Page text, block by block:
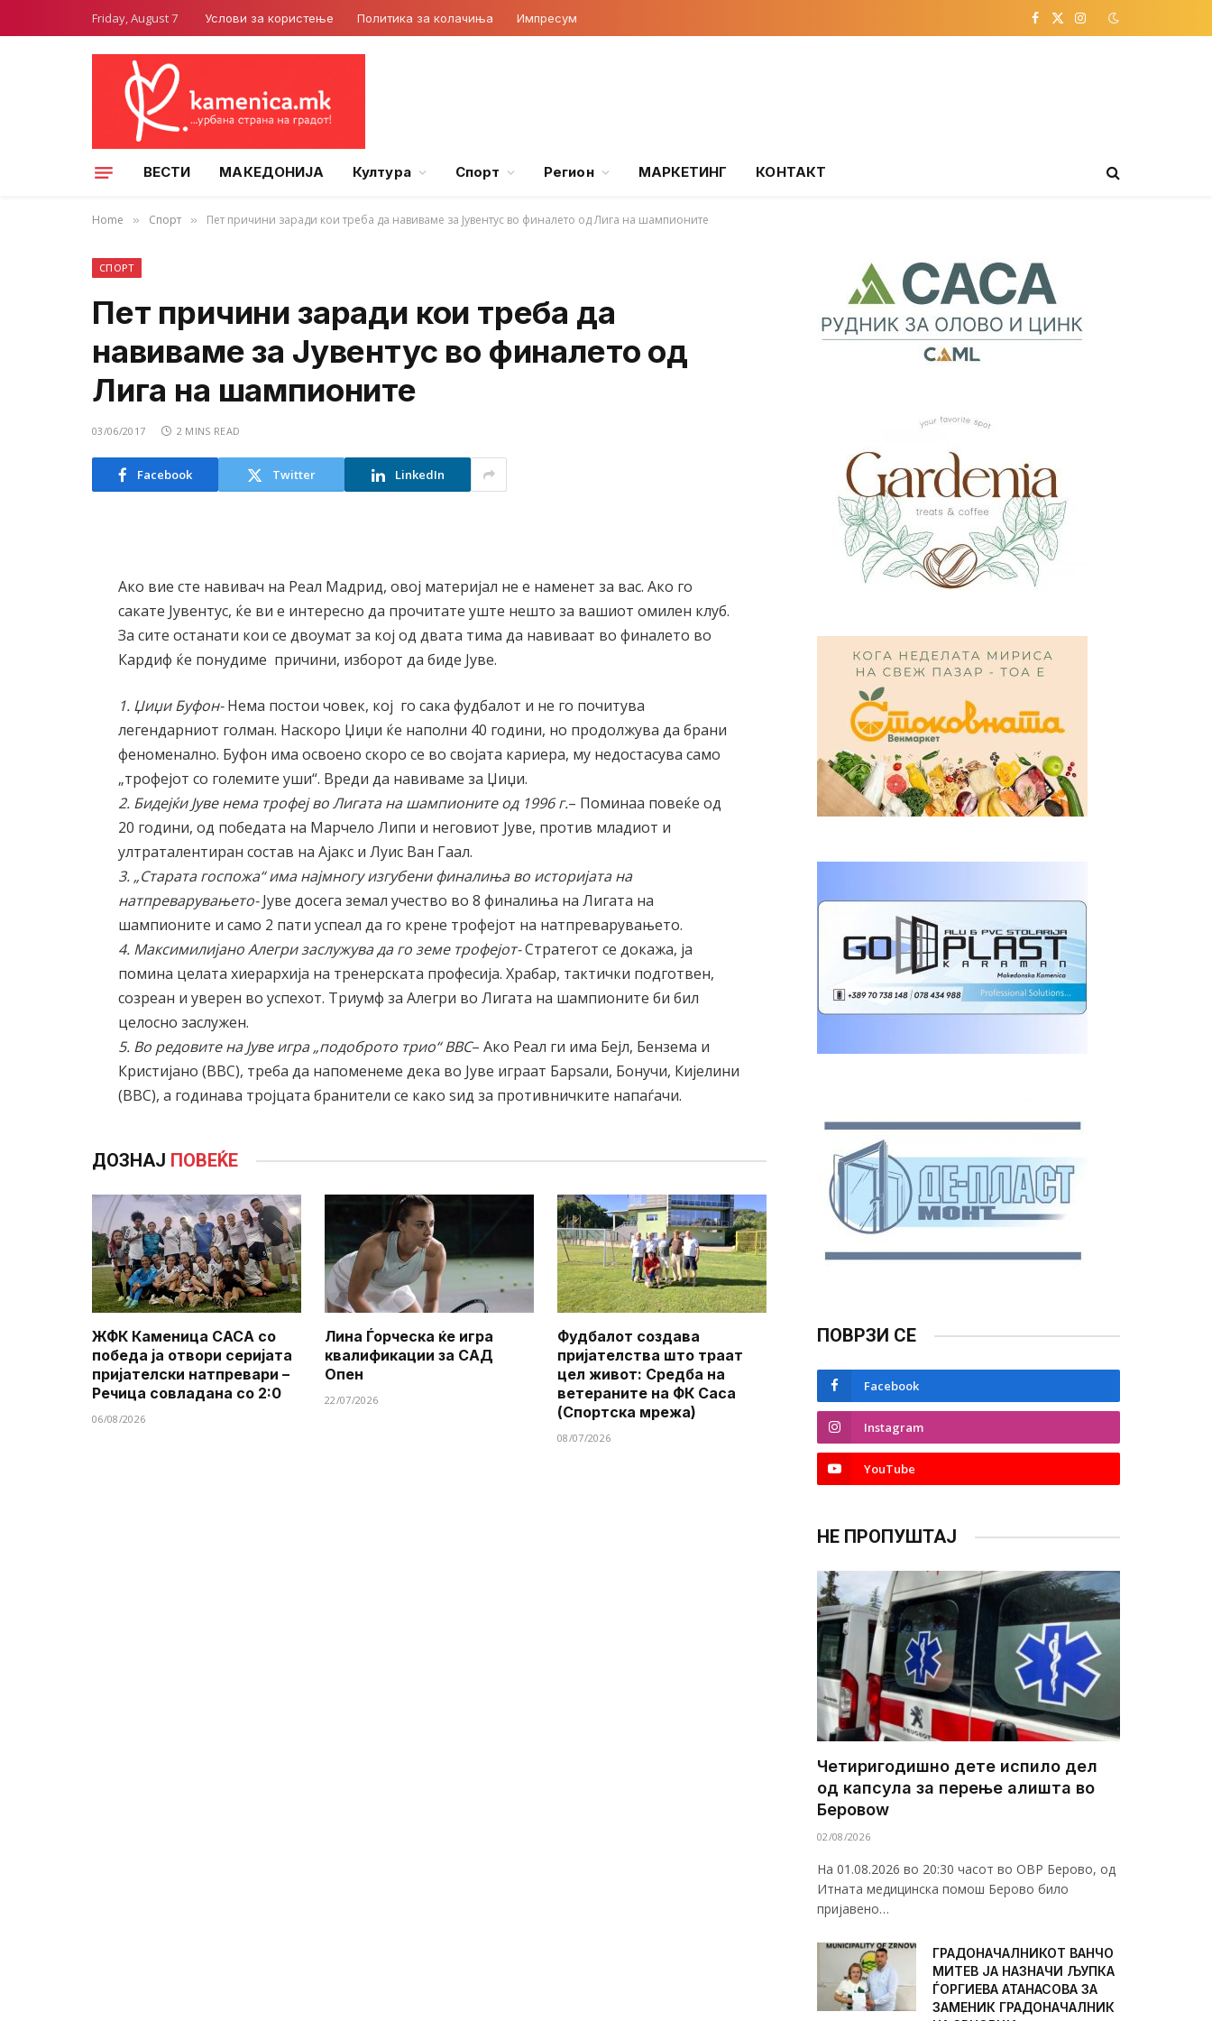
Friday, August 7 Услови за користење Политика за колачиња Импресум Facebook
X
Instagram
ВЕСТИ МАКЕДОНИЈА Култура Спорт Регион МАРКЕТИНГ КОНТАКТ
Home » Спорт » Пет причини заради кои треба да навиваме за Јувентус во финалето од Лига на шампионите
СПОРТ
Пет причини заради кои треба да
навиваме за Јувентус во финалето од
Лига на шампионите
03/06/2017 2 MINS READ
Facebook Twitter LinkedIn
Ако вие сте навивач на Реал Мадрид, овој материјал не е наменет за вас. Ако го
сакате Јувентус, ќе ви е интересно да прочитате уште нешто за вашиот омилен клуб.
За сите останати кои се двоумат за кој од двата тима да навиваат во финалето во
Кардиф ќе понудиме причини, изборот да биде Јуве.
1. Џиџи Буфон-Нема постои човек, кој го сака фудбалот и не го почитува
легендарниот голман. Наскоро Џиџи ќе наполни 40 години, но продолжува да брани
феноменално. Буфон има освоено скоро се во својата кариера, му недостасува само
„трофејот со големите уши“. Вреди да навиваме за Џиџи.
2. Бидејќи Јуве нема трофеј во Лигата на шампионите од 1996 г.– Поминаа повеќе од
20 години, од победата на Марчело Липи и неговиот Јуве, против младиот и
ултраталентиран состав на Ајакс и Луис Ван Гаал.
3. „Старата госпожа“ има најмногу изгубени финалиња во историјата на
натпреварувањето-Јуве досега земал учество во 8 финалиња на Лигата на
шампионите и само 2 пати успеал да го крене трофејот на натпреварувањето.
4. Максимилијано Алегри заслужува да го земе трофејот-Стратегот се докажа, ја
помина целата хиерархија на тренерската професија. Храбар, тактички подготвен,
созреан и уверен во успехот. Триумф за Алегри во Лигата на шампионите би бил
целосно заслужен.
5. Во редовите на Јуве игра „подоброто трио“ BBC– Ако Реал ги има Бејл, Бензема и
Кристијано (BBC), треба да напоменеме дека во Јуве играат Барѕали, Бонучи, Кијелини
(BBC), а годинава тројцата бранители се како ѕид за противничките напаѓачи.
ДОЗНАЈ ПОВЕЌЕ
ЖФК Каменица САСА со
победа ја отвори серијата
пријателски натпревари –
Речица совладана со 2:0
06/08/2026
Лина Ѓорческа ќе игра
квалификации за САД
Опен
22/07/2026
Фудбалот создава
пријателства што траат
цел живот: Средба на
ветераните на ФК Саса
(Спортска мрежа)
08/07/2026
ПОВРЗИ СЕ
Facebook
Instagram
YouTube
НЕ ПРОПУШТАЈ
Четиригодишно дете испило дел
од капсула за перење алишта во
Беровоw
02/08/2026
На 01.08.2026 во 20:30 часот во ОВР Берово, од
Итната медицинска помош Берово било
пријавено…
ГРАДОНАЧАЛНИКОТ ВАНЧО
МИТЕВ ЈА НАЗНАЧИ ЉУПКА
ЃОРГИЕВА АТАНАСОВА ЗА
ЗАМЕНИК ГРАДОНАЧАЛНИК